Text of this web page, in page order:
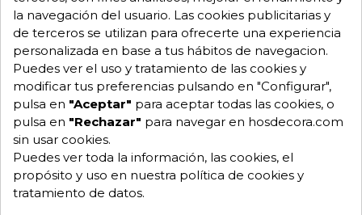
Pide tu presupuesto
la navegación del usuario. Las cookies publicitarias y
de terceros se utilizan para ofrecerte una experiencia
personalizada en base a tus hábitos de navegacion.
Puedes ver el uso y tratamiento de las cookies y
modificar tus preferencias pulsando en "Configurar",
pulsa en "Aceptar" para aceptar todas las cookies, o
pulsa en "Rechazar" para navegar en hosdecora.com
sin usar cookies.
Puedes ver toda la información, las cookies, el
propósito y uso en nuestra política de cookies y
tratamiento de datos.